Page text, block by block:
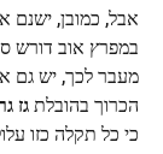
אבל, כמובן,
במפרץ אוב דורש
מעבר לכך, יש גם
הכרוך בהובלתגז
כי כל תקלה כזו